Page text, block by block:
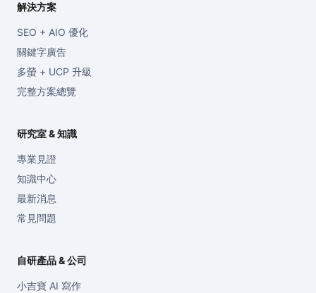
解決方案
SEO + AIO 優化
關鍵字廣告
多螢 + UCP 升級
完整方案總覽
研究室 & 知識
專業見證
知識中心
最新消息
常見問題
自研產品 & 公司
小吉寶 AI 寫作